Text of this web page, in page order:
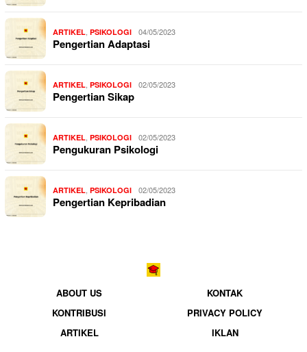
ARTIKEL, PSIKOLOGI 04/05/2023
Pengertian Adaptasi
ARTIKEL, PSIKOLOGI 02/05/2023
Pengertian Sikap
ARTIKEL, PSIKOLOGI 02/05/2023
Pengukuran Psikologi
ARTIKEL, PSIKOLOGI 02/05/2023
Pengertian Kepribadian
ABOUT US
KONTAK
KONTRIBUSI
PRIVACY POLICY
ARTIKEL
IKLAN